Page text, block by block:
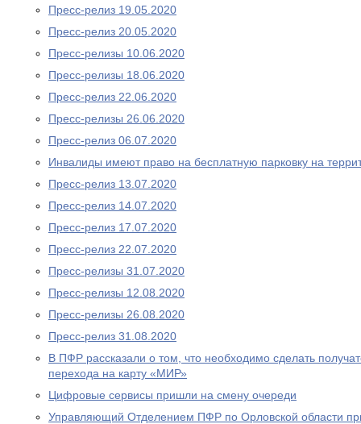
Пресс-релиз 19.05.2020
Пресс-релиз 20.05.2020
Пресс-релизы 10.06.2020
Пресс-релизы 18.06.2020
Пресс-релиз 22.06.2020
Пресс-релизы 26.06.2020
Пресс-релиз 06.07.2020
Инвалиды имеют право на бесплатную парковку на
Пресс-релиз 13.07.2020
Пресс-релиз 14.07.2020
Пресс-релиз 17.07.2020
Пресс-релиз 22.07.2020
Пресс-релизы 31.07.2020
Пресс-релизы 12.08.2020
Пресс-релизы 26.08.2020
Пресс-релиз 31.08.2020
В ПФР рассказали о том, что необходимо сделать
перехода на карту «МИР»
Цифровые сервисы пришли на смену очереди
Управляющий Отделением ПФР по Орловской области